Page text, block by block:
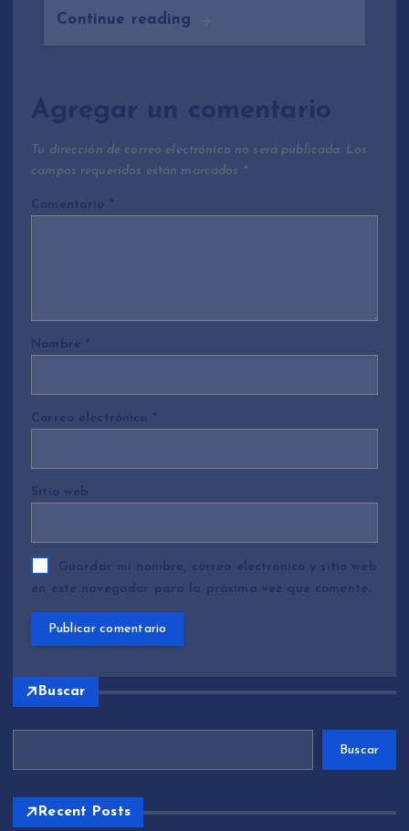
Continue reading
Agregar un comentario
Tu dirección de correo electrónico no será publicada. Los
campos requeridos están marcados *
Comentario *
Nombre *
Correo electrónico *
Sitio web
Guardar mi nombre, correo electrónico y sitio web
en este navegador para la próxima vez que comente.
Buscar
Buscar
Recent Posts